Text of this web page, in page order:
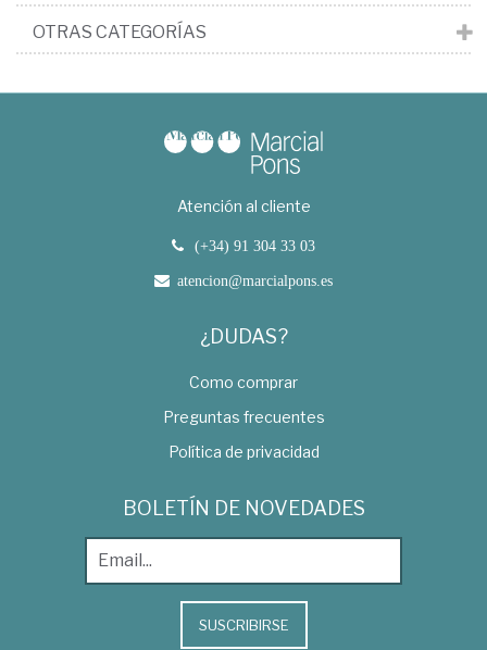
OTRAS CATEGORÍAS
Atención al cliente
(+34) 91 304 33 03
atencion@marcialpons.es
¿DUDAS?
Como comprar
Preguntas frecuentes
Política de privacidad
BOLETÍN DE NOVEDADES
SUSCRIBIRSE